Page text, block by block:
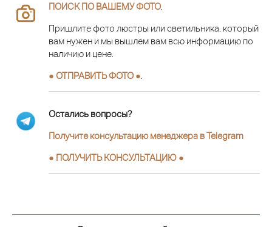
ПОИСК ПО ВАШЕМУ ФОТО
Пришлите фото люстры или светильника, который
вам нужен и мы вышлем вам всю информацию по
наличию и цене.
● ОТПРАВИТЬ ФОТО ●
Остались вопросы?
Получите консультацию менеджера в Telegram
● ПОЛУЧИТЬ КОНСУЛЬТАЦИЮ ●